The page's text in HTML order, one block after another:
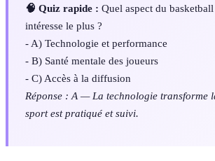
🧠 Quiz rapide : Quel aspect du
intéresse le plus ?
- A) Technologie et performance
- B) Santé mentale des joueurs
- C) Accès à la diffusion
Réponse : A — La technologie transforme
sport est pratiqué et suivi.